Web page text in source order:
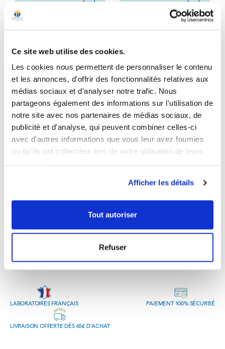
Ce site web utilise des cookies.
Les cookies nous permettent de personnaliser le contenu
et les annonces, d'offrir des fonctionnalités relatives aux
médias sociaux et d'analyser notre trafic. Nous
partageons également des informations sur l'utilisation de
notre site avec nos partenaires de médias sociaux, de
publicité et d'analyse, qui peuvent combiner celles-ci
avec d'autres informations que vous leur avez fournies
ou qu'ils ont collectées lors de votre utilisation de leurs
Afficher les détails
Tout autoriser
Refuser
Gentiane Mélisse
4.8 / 5- 121avis
Sérénité & Nervosité
Boîte pour 1 mois
Prix
37,00 €
Gentiane forte
4.8 / 5- 57avis
Boite pour 1 mois
Prix
30,00 €
Ajouter au panier
LABORATOIRES FRANÇAIS PAIEMENT 100% SÉCURISÉ
LIVRAISON OFFERTE DÈS 65€ D'ACHAT